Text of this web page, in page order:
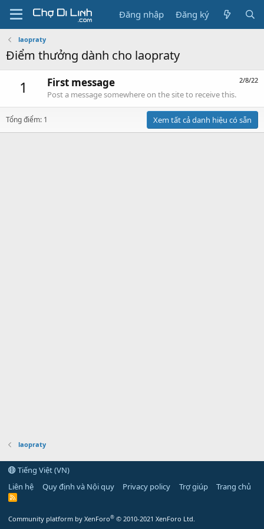
Đăng nhập Đăng ký
laopraty
Điểm thưởng dành cho laopraty
1 2/8/22
First message
Post a message somewhere on the site to receive this.
Tổng điểm: 1 Xem tất cả danh hiệu có sẵn
laopraty
Tiếng Việt (VN)
Liên hệ
Quy định và Nội quy Privacy policy Trợ giúp Trang chủ
R
Community platform by XenForo® © 2010-2021 XenForo Ltd.